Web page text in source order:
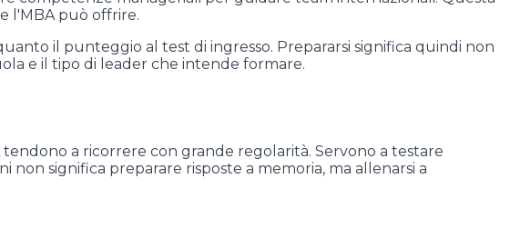
l'MBA può offrire.
il punteggio al test di ingresso. Prepararsi significa quindi non
e il tipo di leader che intende formare.
a ricorrere con grande regolarità. Servono a testare
significa preparare risposte a memoria, ma allenarsi a